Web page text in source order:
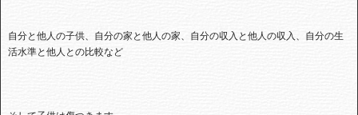
自分と他人の子供、自分の家と他人の家、自分の収入と他人の収入、自分の生
活水準と他人との比較など